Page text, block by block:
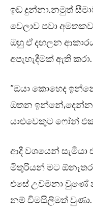
ඉඩ දුන්නා.නමුත්
වෙලාව පවා
ඔහු ඒ දඟලන
අපැහැදීමක් ඇති කරා.
“ඔයා කොහෙද
ඔතන
යාළුවෙකුට ෆෝන්
ආදී වශයෙන්
මිතුරියන් මට
එසේ උවමනා වුණේ
නම් විමසිලිමත් වුණා.